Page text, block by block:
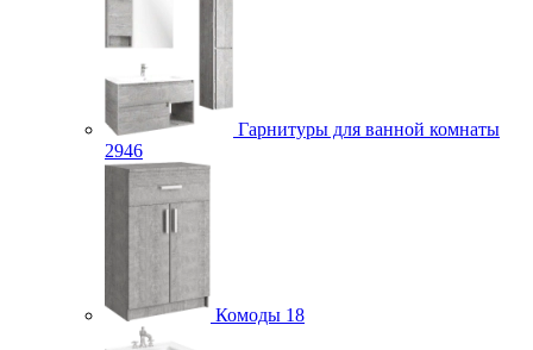
Гарнитуры для ванной комнаты
2946
Комоды 18